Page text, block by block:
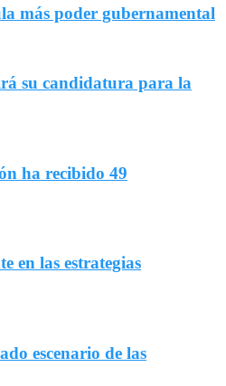
más poder gubernamental
su candidatura para la
ha recibido 49
en las estrategias
escenario de las